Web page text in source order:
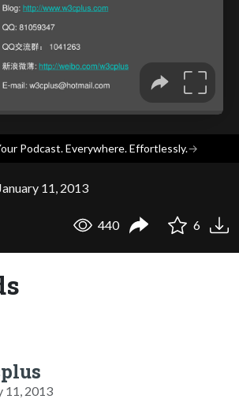
Podcast. Everywhere. Effortlessly.→
January 11, 2013
440 6
11, 2013